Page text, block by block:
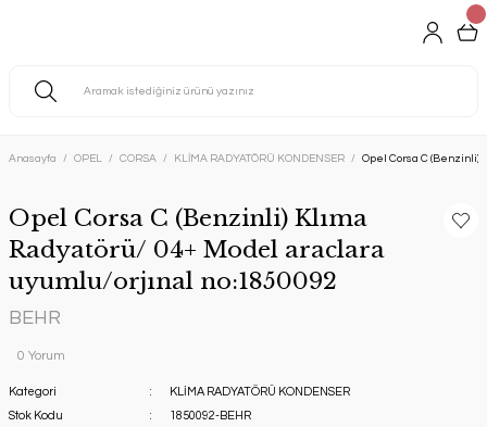
Anasayfa OPEL CORSA KLİMA RADYATÖRÜ KONDENSER Opel Corsa C (Benzinli)
Opel Corsa C (Benzinli) Klıma
Radyatörü/ 04+ Model araclara
uyumlu/orjınal no:1850092
BEHR
0 Yorum
Kategori
KLİMA RADYATÖRÜ KONDENSER
Stok Kodu
1850092-BEHR